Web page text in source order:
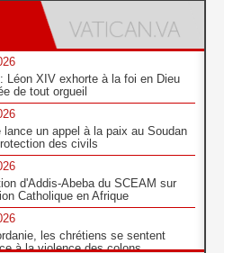
Léon XIV exhorte à la foi en Dieu
de tout orgueil
lance un appel à la paix au Soudan
des civils
d'Addis-Abeba du SCEAM sur
Catholique en Afrique
les chrétiens se sentent
à la violence des colons